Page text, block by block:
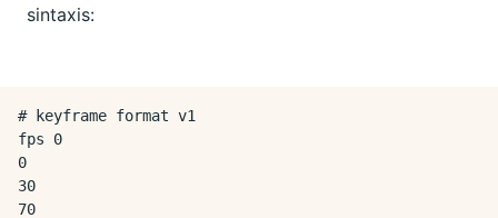
sintaxis:
# keyframe format v1
fps 0
0
30
70